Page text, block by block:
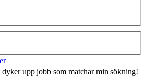
dyker upp jobb som matchar min sökning!